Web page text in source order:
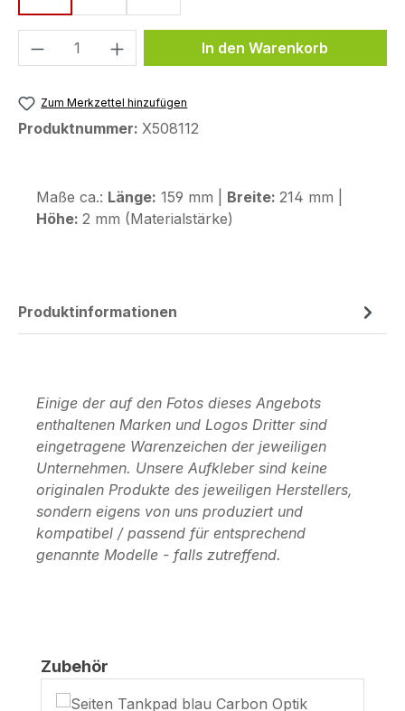
Produkt Anzahl: Gib denIn den Warenkorb
Zum Merkzettel hinzufügen
Produktnummer: X508112
Maße ca.: Länge: 159 mm | Breite: 214 mm |
Höhe: 2 mm (Materialstärke)
Produktinformationen
Einige der auf den Fotos dieses Angebots
enthaltenen Marken und Logos Dritter sind
eingetragene Warenzeichen der jeweiligen
Unternehmen. Unsere Aufkleber sind keine
originalen Produkte des jeweiligen Herstellers,
sondern eigens von uns produziert und
kompatibel / passend für entsprechend
genannte Modelle - falls zutreffend.
Produktgalerie überspringen
Zubehör